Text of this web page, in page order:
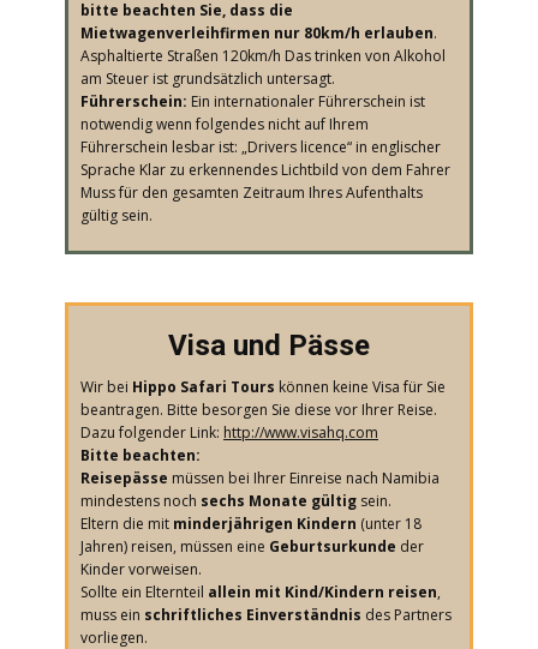
bitte beachten Sie, dass die
Mietwagenverleihfirmen nur 80km/h erlauben.
Asphaltierte Straßen 120km/h Das trinken von Alkohol
am Steuer ist grundsätzlich untersagt.
Führerschein: Ein internationaler Führerschein ist
notwendig wenn folgendes nicht auf Ihrem
Führerschein lesbar ist: „Drivers licence“ in englischer
Sprache Klar zu erkennendes Lichtbild von dem Fahrer
Muss für den gesamten Zeitraum Ihres Aufenthalts
gültig sein.
​Visa und Pässe
​Wir bei Hippo Safari Tours können keine Visa für Sie
beantragen. Bitte besorgen Sie diese vor Ihrer Reise.
Dazu folgender Link: http://www.visahq.com
Bitte beachten:
Reisepässe müssen bei Ihrer Einreise nach Namibia
mindestens noch sechs Monate gültig sein.
Eltern die mit minderjährigen Kindern (unter 18
Jahren) reisen, müssen eine Geburtsurkunde der
Kinder vorweisen.
Sollte ein Elternteil allein mit Kind/Kindern reisen,
muss ein schriftliches Einverständnis des Partners
vorliegen.